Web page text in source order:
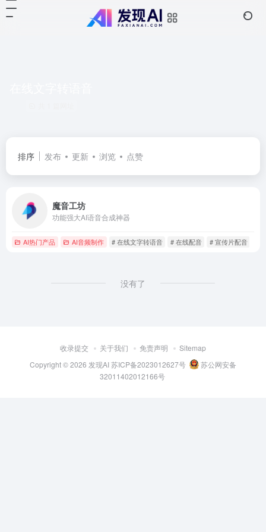
排序 发布 更新 浏览 点赞
魔音工坊
功能强大AI语音合成神器
AI热门产品 AI音频制作 # 在线文字转语音 # 在线配音 # 宣传片配音
没有了
收录提交 关于我们 免责声明
Sitemap
Copyright © 2026 发现AI苏ICP备2023012627号
苏公网安备
32011402012166号